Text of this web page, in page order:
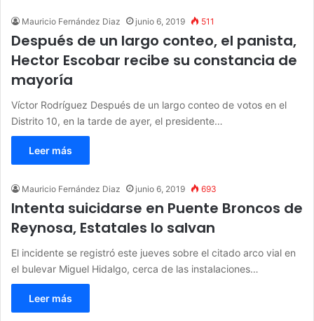
Mauricio Fernández Diaz junio 6, 2019 511
Después de un largo conteo, el panista,
Hector Escobar recibe su constancia de
mayoría
Víctor Rodríguez Después de un largo conteo de votos en el
Distrito 10, en la tarde de ayer, el presidente…
Leer más
Mauricio Fernández Diaz junio 6, 2019 693
Intenta suicidarse en Puente Broncos de
Reynosa, Estatales lo salvan
El incidente se registró este jueves sobre el citado arco vial en
el bulevar Miguel Hidalgo, cerca de las instalaciones…
Leer más